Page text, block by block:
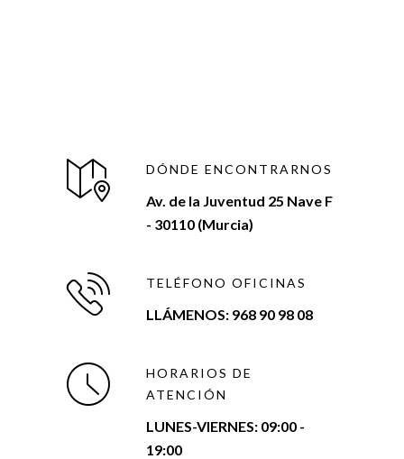
DÓNDE ENCONTRARNOS
Av. de la Juventud 25 Nave F
- 30110 (Murcia)
TELÉFONO OFICINAS
LLÁMENOS: 968 90 98 08
HORARIOS DE
ATENCIÓN
LUNES-VIERNES: 09:00 -
19:00